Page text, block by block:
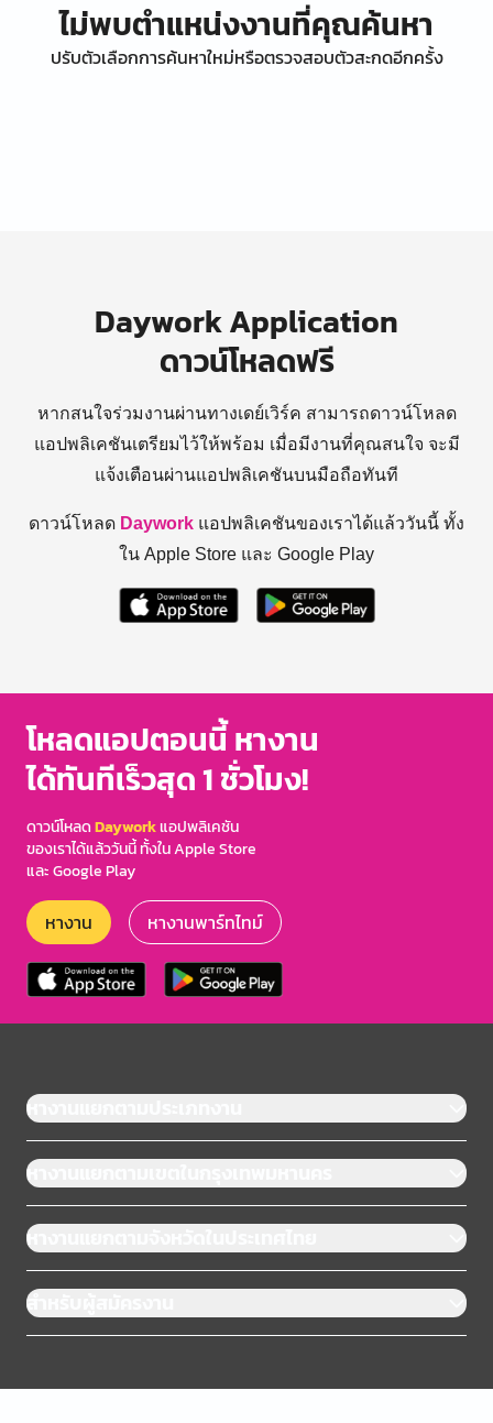
ไม่พบตำแหน่งงานที่คุณค้นหา
ปรับตัวเลือกการค้นหาใหม่หรือตรวจสอบตัวสะกดอีกครั้ง
Daywork Application
ดาวน์โหลดฟรี
หากสนใจร่วมงานผ่านทางเดย์เวิร์ค สามารถดาวน์โหลด
แอปพลิเคชันเตรียมไว้ให้พร้อม เมื่อมีงานที่คุณสนใจ จะมี
แจ้งเตือนผ่านแอปพลิเคชันบนมือถือทันที
ดาวน์โหลด Daywork แอปพลิเคชันของเราได้แล้ววันนี้ ทั้ง
ใน Apple Store และ Google Play
โหลดแอปตอนนี้ หางาน
ได้ทันทีเร็วสุด 1 ชั่วโมง!
ดาวน์โหลดDayworkแอปพลิเคชัน
ของเราได้แล้ววันนี้ ทั้งใน Apple Store
และ Google Play
หางาน หางานพาร์ทไทม์
หางานแยกตามประเภทงาน
หางานแยกตามเขตในกรุงเทพมหานคร
หางานแยกตามจังหวัดในประเทศไทย
สำหรับผู้สมัครงาน